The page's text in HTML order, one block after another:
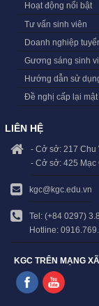
Hoạt động nổi bật
Tư vấn sinh viên
Doanh nghiệp
Gương sáng sinh
Hướng dẫn sử
Đề nghị cấp lại
LIÊN HỆ
- Cở sở: 217 Chu
- Cở sở: 425 Mạc
kgc@kgc.edu.vn
Tel: (+84 0297)
Hotline:
KGC TRÊN MẠNG